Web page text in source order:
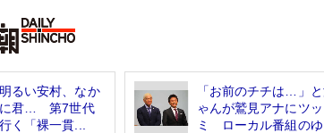
るい安村、なか
に君… 第7世代
く「裸一貫...
「お前のチチは…」
ゃんが鷲見アナにツッ
ミ ローカル番組のゆ